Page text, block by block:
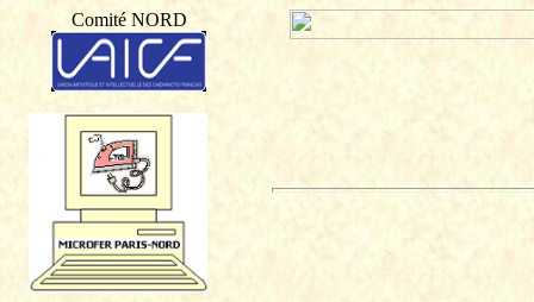
Comité NORD